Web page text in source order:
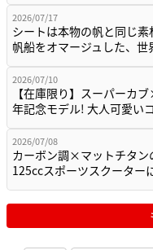
2026/07/17
シートは本物の帆と同じ
帆船をオマージュした、
2026/07/10
【在庫限り】スーパーカ
年記念モデル! 大人可愛い
2026/07/08
カーボン調×マットチタン
125ccスポーツスクーター